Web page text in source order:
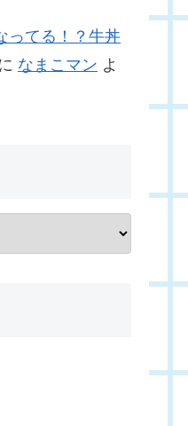
ってる！？牛丼
なまこマン よ